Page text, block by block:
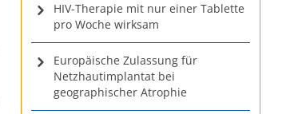
HIV-Therapie mit nur einer Tablette
pro Woche wirksam
Europäische Zulassung für
Netzhautimplantat bei
geographischer Atrophie